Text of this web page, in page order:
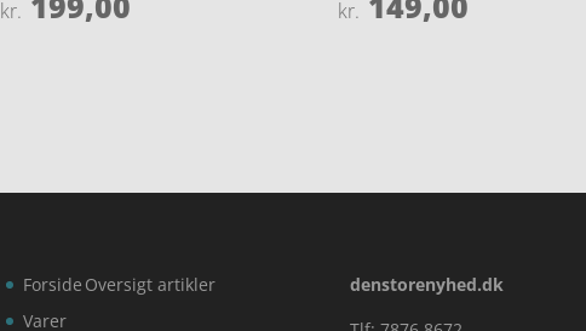
3.9
kr.
3.8
kr.
Forside
Varer
Oversigt artikler
denstorenyhed.dk